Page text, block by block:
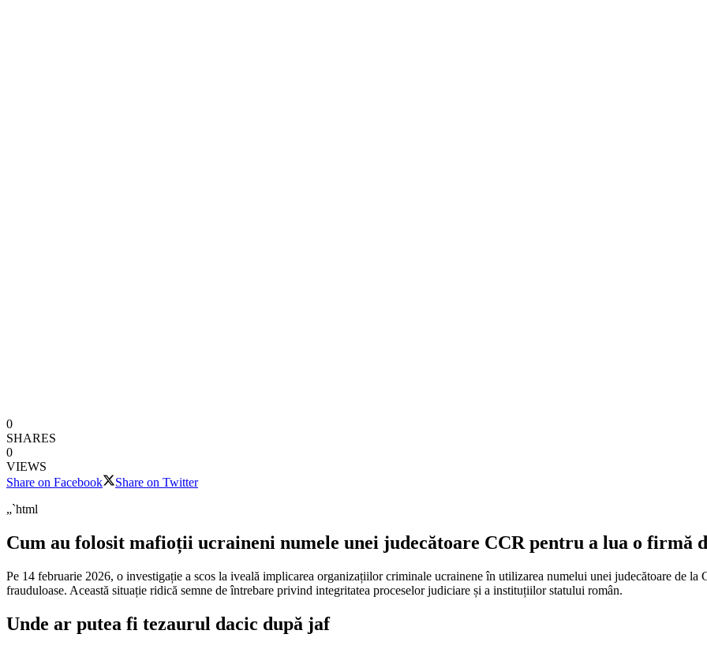
0
SHARES
0
VIEWS
Share on Facebook
Share on Twitter
„`html
Cum au folosit mafioții ucraineni numele unei judecătoare CCR pentru a lua o firmă
Pe 14 februarie 2026, o investigație a scos la iveală implicarea organizațiilor criminale ucrainene în utilizarea numelui unei judecătoare de
frauduloase. Această situație ridică semne de întrebare privind integritatea proceselor judiciare și a instituțiilor statului român.
Unde ar putea fi tezaurul dacic după jaf